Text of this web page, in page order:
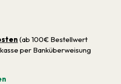
(ab 100€ Bestellwert
per Banküberweisung